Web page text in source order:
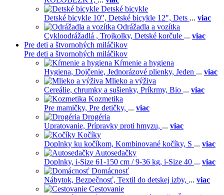
Detské bicykle
Detské bicykle 10", Detské bicykle 12", Dets ... viac
Odrážadla a vozítka
Cykloodrážadlá , Trojkolky, Detské korčule ... viac
Pre deti a štvornohých miláčikov
Pre deti a štvornohých miláčikov
Kŕmenie a hygiena
Hygiena, Dojčenie, Jednorázové plienky, Jeden ... viac
Mlieko a výživa
Cereálie, chrumky a sušienky, Príkrmy, Bio ... viac
Kozmetika
Pre mamičky, Pre detičky, ... viac
Drogéria
Upratovanie, Prípravky proti hmyzu, ... viac
Kočíky
Doplnky ku kočíkom, Kombinované kočíky, S ... viac
Autosedačky
Doplnky, i-Size 61-150 cm / 9-36 kg, i-Size 40 ... viac
Domácnosť
Nábytok, Bezpečnosť, Textil do detskej izby, ... viac
Cestovanie